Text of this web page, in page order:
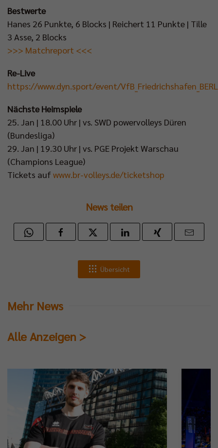
Bestwerte
Hanes 26 Punkte, 6 Blocks | Reichert 11 Punkte | Tille
3 Asse, 2 Blocks
>>> Matchreport <<<
Re-Live
https://www.dyn.sport/event/
Nächste Heimspiele
25. Jan | 18.00 Uhr | vs. SWD powervolleys Düren
(Bundesliga)
29. Jan | 19.30 Uhr | vs. PGE Projekt Warschau
(Champions League)
Tickets auf www.br-volleys.de/ticketshop
News teilen
Übersicht
Mehr News
Alle Anzeigen >